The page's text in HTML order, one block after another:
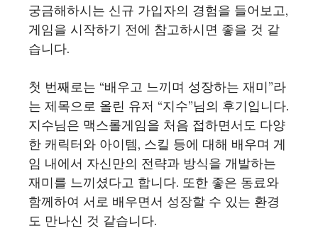
궁금해하시는 신규 가입자의 경험을 들어보고,
게임을 시작하기 전에 참고하시면 좋을 것 같
습니다.
첫 번째로는 “배우고 느끼며 성장하는 재미”라
는 제목으로 올린 유저 “지수”님의 후기입니다.
지수님은 맥스롤게임을 처음 접하면서도 다양
한 캐릭터와 아이템, 스킬 등에 대해 배우며 게
임 내에서 자신만의 전략과 방식을 개발하는
재미를 느끼셨다고 합니다. 또한 좋은 동료와
함께하여 서로 배우면서 성장할 수 있는 환경
도 만나신 것 같습니다.